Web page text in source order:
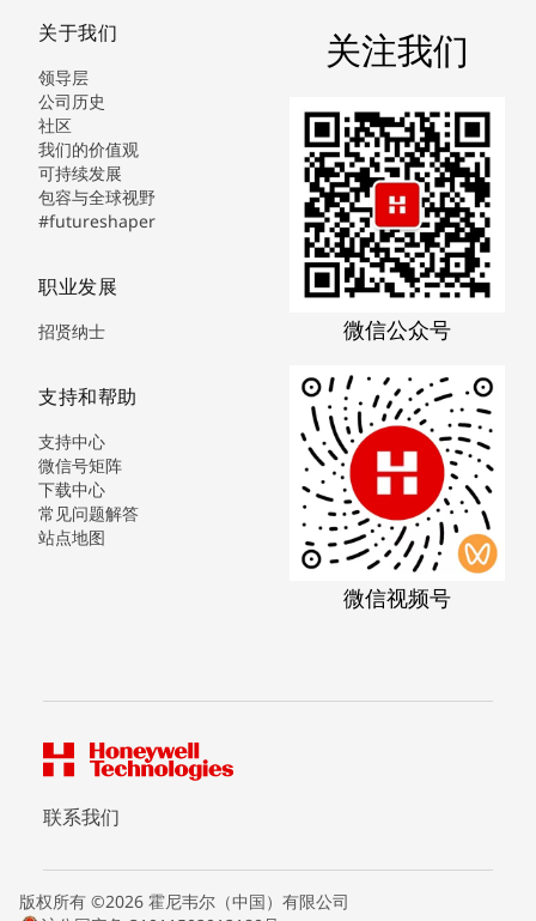
关于我们
领导层
公司历史
社区
我们的价值观
可持续发展
包容与全球视野
#futureshaper
职业发展
招贤纳士
支持和帮助
支持中心
微信号矩阵
下载中心
常见问题解答
站点地图
关注我们
微信公众号
微信视频号
联系我们
版权所有 ©2026 霍尼韦尔（中国）有限公司